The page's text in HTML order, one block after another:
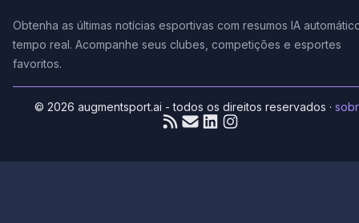
Obtenha as últimas notícias esportivas com resumos IA
tempo real. Acompanhe seus clubes, competições e esportes
favoritos.
© 2026 augmentsport.ai - todos os direitos reservados ·